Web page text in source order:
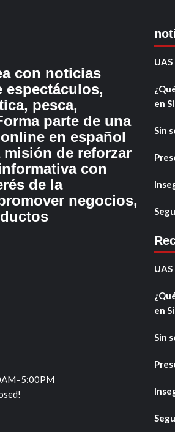
con noticias
espectáculos,
pesca,
parte de una
en español
de reforzar
con
de la
negocios,
en
Sin
en
Sin